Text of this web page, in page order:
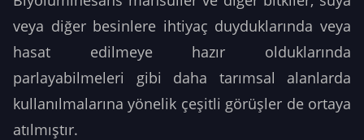
veya diğer besinlere ihtiyaç duyduklarında veya
hasat edilmeye hazır olduklarında
parlayabilmeleri gibi daha tarımsal alanlarda
kullanılmalarına yönelik çeşitli görüşler de ortaya
atılmıştır.